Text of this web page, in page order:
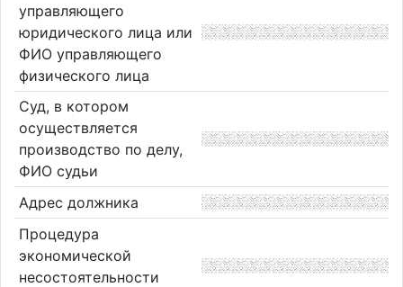
управляющего
юридического лица или
ФИО управляющего
физического лица
Суд, в котором
осуществляется
производство по делу,
ФИО судьи
Адрес должника
Процедура
экономической
несостоятельности